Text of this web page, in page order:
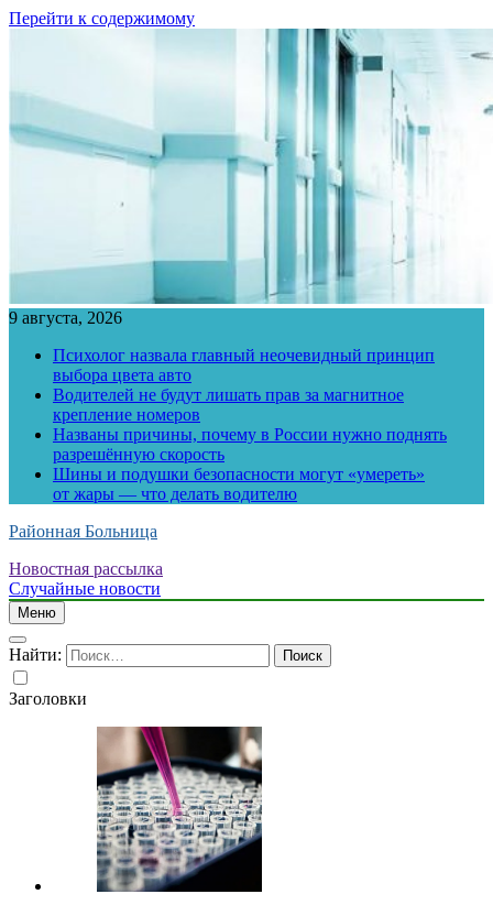
Перейти к содержимому
9 августа, 2026
Психолог назвала главный неочевидный принцип
выбора цвета авто
Водителей не будут лишать прав за магнитное
крепление номеров
Названы причины, почему в России нужно поднять
разрешённую скорость
Шины и подушки безопасности могут «умереть»
от жары — что делать водителю
Районная Больница
Новостная рассылка
Случайные новости
Меню
Найти:
Заголовки